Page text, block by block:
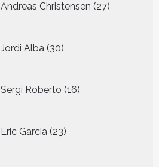
Andreas Christensen 27
producten
Jordi Alba 30
producten
Sergi Roberto 16
producten
Eric Garcia 23
producten